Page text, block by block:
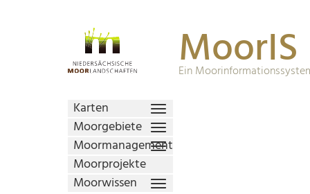
MoorIS
Ein
Karten
Moorgebiete
Moormanagement
Moorprojekte
Moorwissen